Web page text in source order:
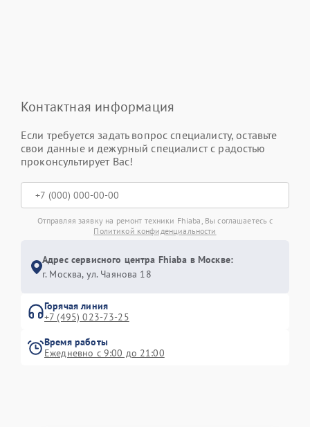
Контактная информация
Если требуется задать вопрос специалисту, оставьте
свои данные и дежурный специалист с радостью
проконсультирует Вас!
Отправляя заявку на ремонт техники Fhiaba, Вы соглашаетесь с
Политикой конфиденциальности
Адрес сервисного центра Fhiaba в Москве:
г. Москва, ул. Чаянова 18
Горячая линия
+7 (495) 023-73-25
Время работы
Ежедневно с 9:00 до 21:00